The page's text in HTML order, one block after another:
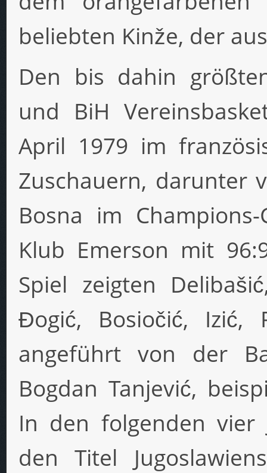
beliebten Kinže, der
Den bis dahin
und BiH
April 1979 im
Zuschauern, darunter
Bosna im
Klub Emerson mit
Spiel zeigten
Đogić, Bosiočić, Izić,
angeführt von der
Bogdan Tanjević,
In den folgenden vier
den Titel